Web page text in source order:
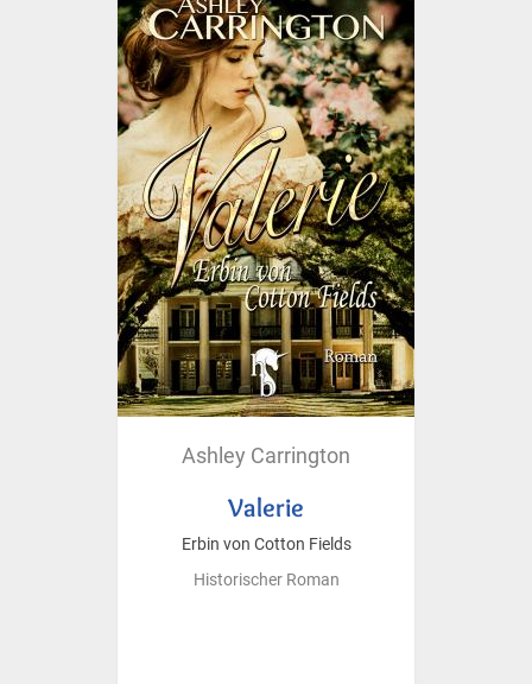
Ashley Carrington
Valerie
Erbin von Cotton Fields
Historischer Roman